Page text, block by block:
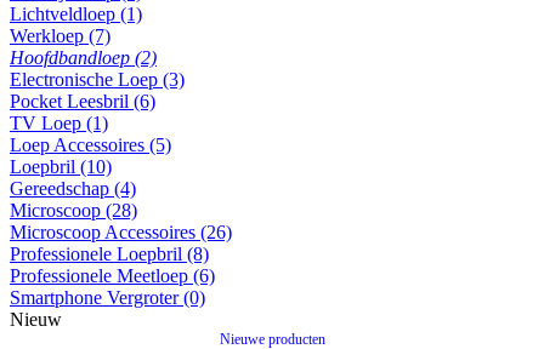
Lichtveldloep (1)
Werkloep (7)
Hoofdbandloep (2)
Electronische Loep (3)
Pocket Leesbril (6)
TV Loep (1)
Loep Accessoires (5)
Loepbril (10)
Gereedschap (4)
Microscoop (28)
Microscoop Accessoires (26)
Professionele Loepbril (8)
Professionele Meetloep (6)
Smartphone Vergroter (0)
Nieuw
Nieuwe producten